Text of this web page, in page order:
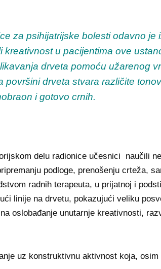
za psihijatrijske bolesti odavno je
u pacijentima ove
drveta pomoću užarenog
drveta stvara različite
i gotovo crnih.
delu radionice učesnici naučili
podloge, prenošenju crteža,
radnih terapeuta, u prijatnoj i
linije na drvetu, pokazujući veliku
oslobađanje unutarnje kreativnosti,
uz konstruktivnu aktivnost koja,